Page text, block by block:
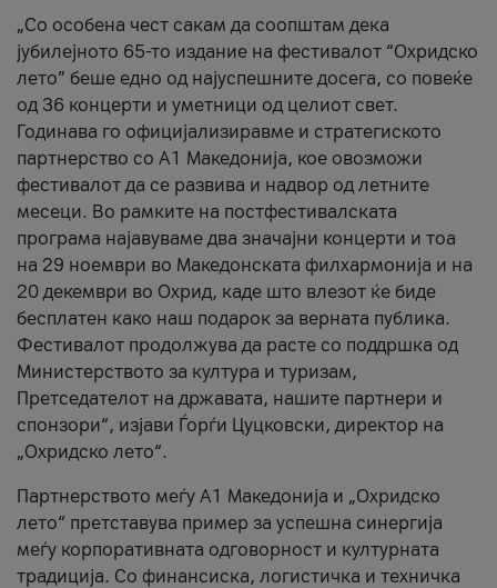
„Со особена чест сакам да соопштам дека
јубилејното 65-то издание на фестивалот “Охридско
лето” беше едно од најуспешните досега, со повеќе
од 36 концерти и уметници од целиот свет.
Годинава го официјализиравме и стратегиското
партнерство со А1 Македонија, кое овозможи
фестивалот да се развива и надвор од летните
месеци. Во рамките на постфестивалската
програма најавуваме два значајни концерти и тоа
на 29 ноември во Македонската филхармонија и на
20 декември во Охрид, каде што влезот ќе биде
бесплатен како наш подарок за верната публика.
Фестивалот продолжува да расте со поддршка од
Министерството за култура и туризам,
Претседателот на државата, нашите партнери и
спонзори“, изјави Ѓорѓи Цуцковски, директор на
„Охридско лето“.
Партнерството меѓу A1 Македонија и „Охридско
лето“ претставува пример за успешна синергија
меѓу корпоративната одговорност и културната
традиција. Со финансиска, логистичка и техничка